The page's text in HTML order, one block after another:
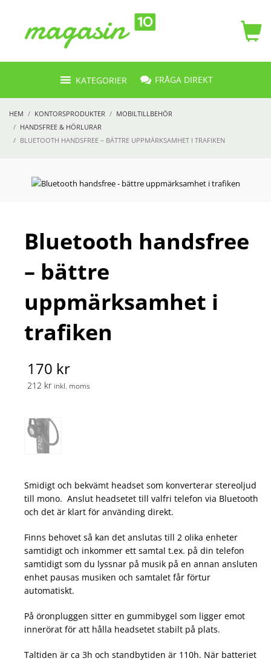
KATEGORIER FRÅGA DIREKT
HEM KONTORSPRODUKTER
MOBILTILLBEHÖR
HANDSFREE & HÖRLURAR
BLUETOOTH HANDSFREE – BÄTTRE UPPMÄRKSAMHET I TRAFIKEN
Bluetooth handsfree
– bättre
uppmärksamhet i
trafiken
170 kr
212 kr inkl. moms
Smidigt och bekvämt headset som konverterar stereoljud
till mono. Anslut headsetet till valfri telefon via Bluetooth
och det är klart för använding direkt.
Finns behovet så kan det anslutas till 2 olika enheter
samtidigt och inkommer ett samtal t.ex. på din telefon
samtidigt som du lyssnar på musik på en annan ansluten
enhet pausas musiken och samtalet får förtur
automatiskt.
På öronpluggen sitter en gummibygel som ligger emot
innerörat för att hålla headsetet stabilt på plats.
Taltiden är ca 3h och standbytiden är 110h. När batteriet